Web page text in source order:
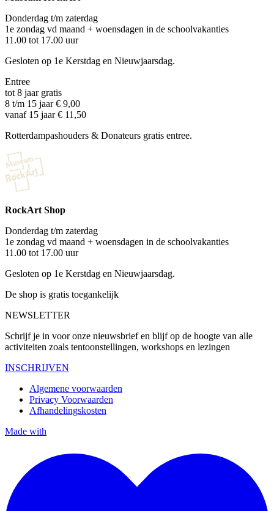
Donderdag t/m zaterdag
1e zondag vd maand + woensdagen in de schoolvakanties
11.00 tot 17.00 uur
Gesloten op 1e Kerstdag en Nieuwjaarsdag.
Entree
tot 8 jaar gratis
8 t/m 15 jaar € 9,00
vanaf 15 jaar € 11,50
Rotterdampashouders & Donateurs gratis entree.
RockArt Shop
Donderdag t/m zaterdag
1e zondag vd maand + woensdagen in de schoolvakanties
11.00 tot 17.00 uur
Gesloten op 1e Kerstdag en Nieuwjaarsdag.
De shop is gratis toegankelijk
NEWSLETTER
Schrijf je in voor onze nieuwsbrief en blijf op de hoogte van alle
activiteiten zoals tentoonstellingen, workshops en lezingen
INSCHRIJVEN
Algemene voorwaarden
Privacy Voorwaarden
Afhandelingskosten
Made with